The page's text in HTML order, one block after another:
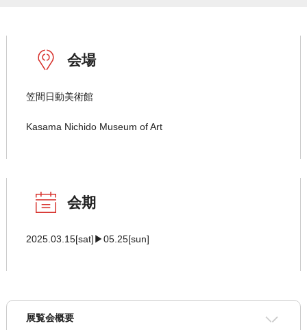
会場
笠間日動美術館
Kasama Nichido Museum of Art
会期
2025.03.15[sat]▶05.25[sun]
展覧会概要